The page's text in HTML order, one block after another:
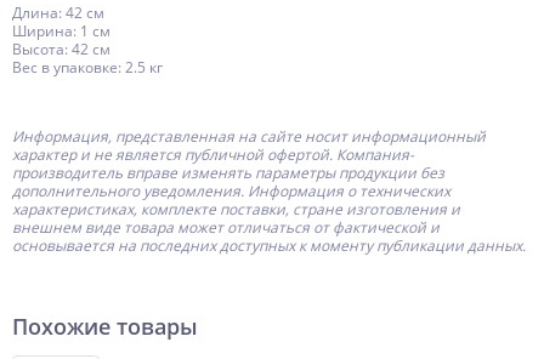
Длина: 42 см
Ширина: 1 см
Высота: 42 см
Вес в упаковке: 2.5 кг
Информация, представленная на сайте носит информационный
характер и не является публичной офертой. Компания-
производитель вправе изменять параметры продукции без
дополнительного уведомления. Информация о технических
характеристиках, комплекте поставки, стране изготовления и
внешнем виде товара может отличаться от фактической и
основывается на последних доступных к моменту публикации данных.
Похожие товары